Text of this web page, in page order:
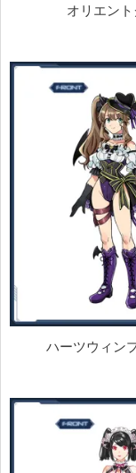
オリエン
ハーツウィン